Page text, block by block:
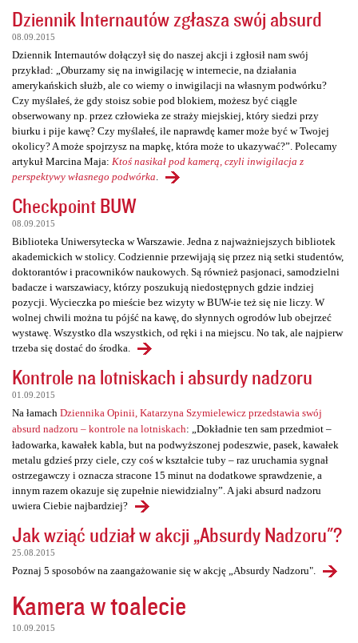
Dziennik Internautów zgłasza swój absurd
08.09.2015
Dziennik Internautów dołączył się do naszej akcji i zgłosił nam swój
przykład: „Oburzamy się na inwigilację w internecie, na działania
amerykańskich służb, ale co wiemy o inwigilacji na własnym podwórku?
Czy myślałeś, że gdy stoisz sobie pod blokiem, możesz być ciągle
obserwowany np. przez człowieka ze straży miejskiej, który siedzi przy
biurku i pije kawę? Czy myślałeś, ile naprawdę kamer może być w Twojej
okolicy? A może spojrzysz na mapkę, która może to ukazywać?”. Polecamy
artykuł Marcina Maja: Ktoś nasikał pod kamerą, czyli inwigilacja z
perspektywy własnego podwórka
Checkpoint BUW
08.09.2015
Biblioteka Uniwersytecka w Warszawie. Jedna z najważniejszych bibliotek
akademickich w stolicy. Codziennie przewijają się przez nią setki studentów,
doktorantów i pracowników naukowych. Są również pasjonaci, samodzielni
badacze i warszawiacy, którzy poszukują niedostępnych gdzie indziej
pozycji. Wycieczka po mieście bez wizyty w BUW-ie też się nie liczy. W
wolnej chwili można tu pójść na kawę, do słynnych ogrodów lub obejrzeć
wystawę. Wszystko dla wszystkich, od ręki i na miejscu. No tak, ale najpierw
trzeba się dostać do środka.
Kontrole na lotniskach i absurdy nadzoru
01.09.2015
Na łamach Dziennika Opinii, Katarzyna Szymielewicz przedstawia swój
absurd nadzoru – kontrole na lotniskach: „Dokładnie ten sam przedmiot –
ładowarka, kawałek kabla, but na podwyższonej podeszwie, pasek, kawałek
metalu gdzieś przy ciele, czy coś w kształcie tuby – raz uruchamia sygnał
ostrzegawczy i oznacza stracone 15 minut na dodatkowe sprawdzenie, a
innym razem okazuje się zupełnie niewidzialny”. A jaki absurd nadzoru
uwiera Ciebie najbardziej?
Jak wziąć udział w akcji „Absurdy Nadzoru"?
25.08.2015
Poznaj 5 sposobów na zaangażowanie się w akcję „Absurdy Nadzoru".
Kamera w toalecie
10.09.2015